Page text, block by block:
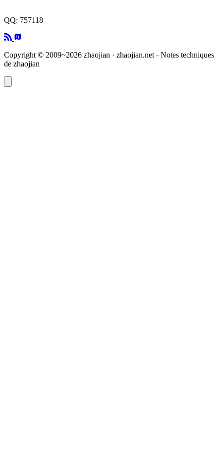
QQ: 757118
Copyright © 2009~2026 zhaojian · zhaojian.net - Notes techniques
de zhaojian